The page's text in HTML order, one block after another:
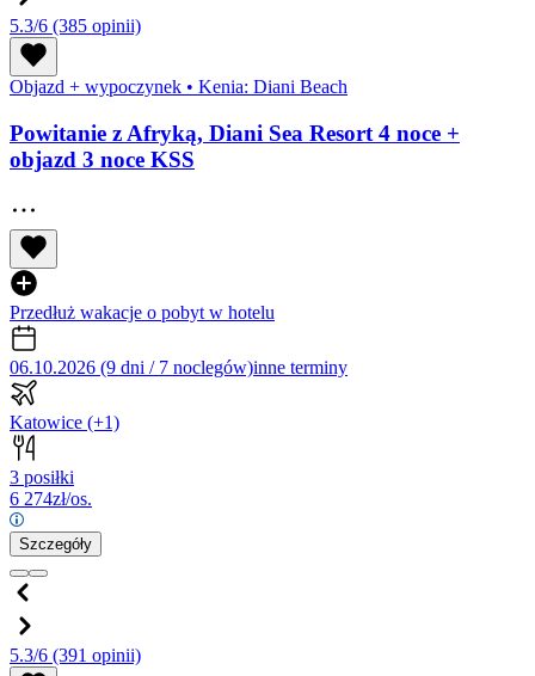
5.3/6 (385 opinii)
Objazd + wypoczynek • Kenia: Diani Beach
Powitanie z Afryką, Diani Sea Resort 4 noce +
objazd 3 noce KSS
Przedłuż wakacje o pobyt w hotelu
06.10.2026 (9 dni / 7 noclegów)inne terminy
Katowice (+1)
3 posiłki
6 274zł/os.
Szczegóły
5.3/6 (391 opinii)